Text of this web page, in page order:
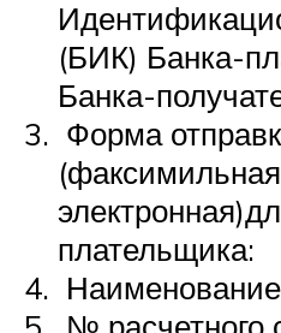
(БИК) Банка-
Банка-
Форма
плательщика: